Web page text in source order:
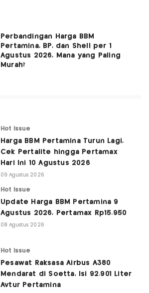
Perbandingan Harga BBM
Pertamina, BP, dan Shell per 1
Agustus 2026, Mana yang Paling
Murah?
Hot Issue
Harga BBM Pertamina Turun Lagi,
Cek Pertalite hingga Pertamax
Hari Ini 10 Agustus 2026
09 Agustus 2026
Hot Issue
Update Harga BBM Pertamina 9
Agustus 2026, Pertamax Rp15.950
08 Agustus 2026
Hot Issue
Pesawat Raksasa Airbus A380
Mendarat di Soetta, Isi 92.901 Liter
Avtur Pertamina